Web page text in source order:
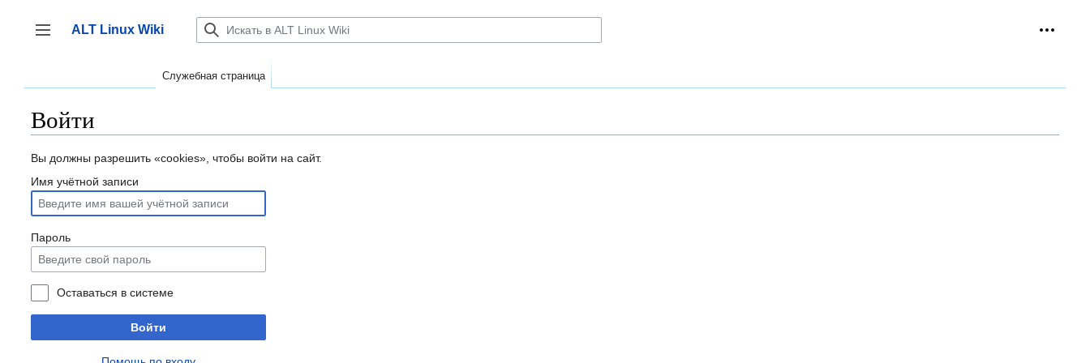
содержанию
Переключить боковую панель
ALT Linux Wiki
Служебная страница
Войти
Вы должны разрешить «cookies», чтобы войти на сайт.
Имя учётной записи
Пароль
Оставаться в системе
Войти